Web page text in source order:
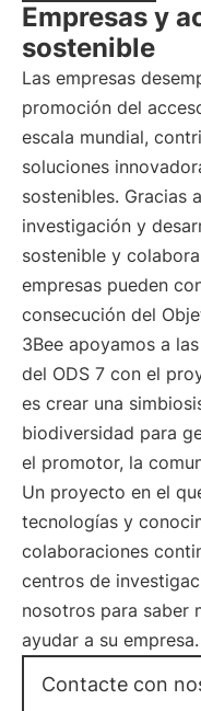
Empresas y
sostenible
Las empresas
promoción del
escala mundial,
soluciones
sostenibles. Gracias
investigación y
sostenible y
empresas pueden
consecución del
3Bee apoyamos a
del ODS 7 con el
es crear una
biodiversidad para
el promotor, la
Un proyecto en el
tecnologías y
colaboraciones
centros de
nosotros para saber
ayudar a su empresa.
Contacte con